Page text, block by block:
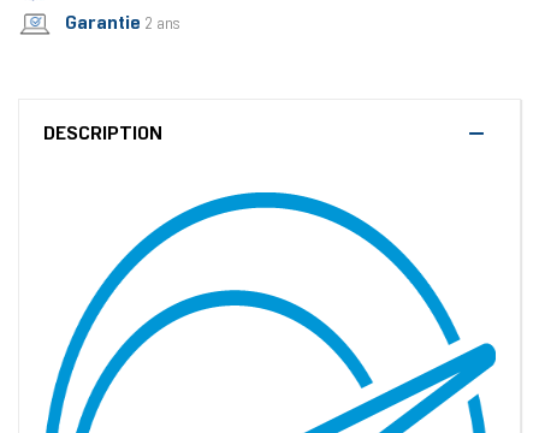
Garantie 2 ans
DESCRIPTION